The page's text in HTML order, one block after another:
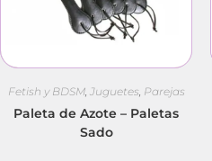
Fetish y BDSM, Juguetes Parejas
Paleta de Azote – Paletas
Sado